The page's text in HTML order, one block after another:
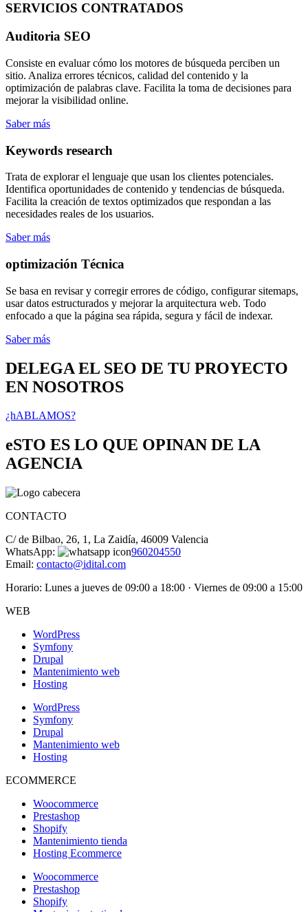
SERVICIOS CONTRATADOS
Auditoria SEO
Consiste en evaluar cómo los motores de búsqueda perciben un
sitio. Analiza errores técnicos, calidad del contenido y la
optimización de palabras clave. Facilita la toma de decisiones para
mejorar la visibilidad online.
Saber más
Keywords research
Trata de explorar el lenguaje que usan los clientes potenciales.
Identifica oportunidades de contenido y tendencias de búsqueda.
Facilita la creación de textos optimizados que respondan a las
necesidades reales de los usuarios.
Saber más
optimización Técnica
Se basa en revisar y corregir errores de código, configurar sitemaps,
usar datos estructurados y mejorar la arquitectura web. Todo
enfocado a que la página sea rápida, segura y fácil de indexar.
Saber más
DELEGA EL SEO DE TU PROYECTO
EN NOSOTROS
¿hABLAMOS?
eSTO ES LO QUE OPINAN DE LA
AGENCIA
CONTACTO
C/ de Bilbao, 26, 1, La Zaidía, 46009 Valencia
WhatsApp:
960204550
Email: contacto@idital.com
Horario: Lunes a jueves de 09:00 a 18:00 · Viernes de 09:00 a 15:00
WEB
WordPress
Symfony
Drupal
Mantenimiento web
Hosting
WordPress
Symfony
Drupal
Mantenimiento web
Hosting
ECOMMERCE
Woocommerce
Prestashop
Shopify
Mantenimiento tienda
Hosting Ecommerce
Woocommerce
Prestashop
Shopify